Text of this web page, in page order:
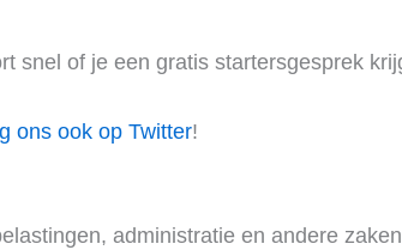
snel of je een gratis startersgesprek
ons ook op Twitter!
administratie en andere